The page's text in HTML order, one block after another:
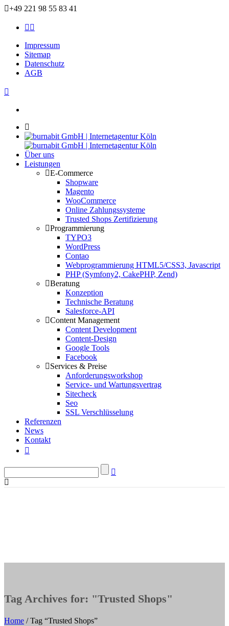
+49 221 98 55 83 41
Impressum
Sitemap
Datenschutz
AGB
Über uns
Leistungen
E-Commerce
Shopware
Magento
WooCommerce
Online Zahlungssysteme
Trusted Shops Zertifizierung
Programmierung
TYPO3
WordPress
Contao
Webprogrammierung HTML5/CSS3, Javascript
PHP (Symfony2, CakePHP, Zend)
Beratung
Konzeption
Technische Beratung
Salesforce-API
Content Management
Content Development
Content-Design
Google Tools
Facebook
Services & Preise
Anforderungsworkshop
Service- und Wartungsvertrag
Sitecheck
Seo
SSL Verschlüsselung
Referenzen
News
Kontakt
Tag Archives for: "Trusted Shops"
Home / Tag “Trusted Shops”